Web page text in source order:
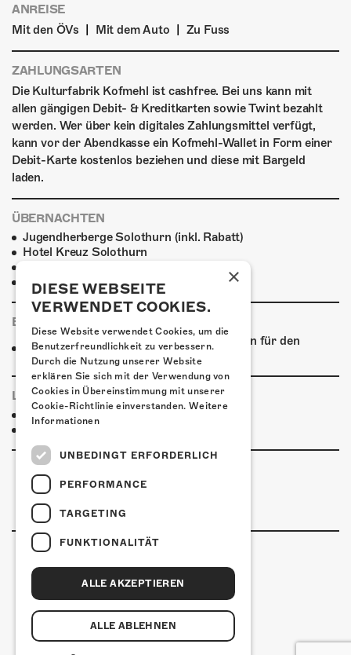
ANREISE
Mit den ÖVs
Mit dem Auto Zu Fuss
ZAHLUNGSARTEN
Die Kulturfabrik Kofmehl ist cashfree. Bei uns kann mit
allen gängigen Debit- & Kreditkarten sowie Twint bezahlt
werden. Wer über kein digitales Zahlungsmittel verfügt,
kann vor der Abendkasse ein Kofmehl-Wallet in Form einer
Debit-Karte kostenlos beziehen und diese mit Bargeld
laden.
ÜBERNACHTEN
Jugendherberge Solothurn (inkl. Rabatt)
Hotel Kreuz Solothurn
Weitere Unterkünfte
ESSENSTIPPS
Wir bieten auf dem Kofmehl-Areal Speisen für den
Hunger & Gluscht an!
LINKS & PARTNER
Facebook-Event
Kulturfabrik Kofmehl
Kofmehlweg 1
+41 32 621 20 60
×
DIESE WEBSEITE
VERWENDET COOKIES.
Diese Website verwendet Cookies, um die
Benutzerfreundlichkeit zu verbessern.
Durch die Nutzung unserer Website
erklären Sie sich mit der Verwendung von
Cookies in Übereinstimmung mit unserer
Cookie-Richtlinie einverstanden. Weitere
Informationen
UNBEDINGT ERFORDERLICH
PERFORMANCE
TARGETING
FUNKTIONALITÄT
ALLE AKZEPTIEREN
ALLE ABLEHNEN